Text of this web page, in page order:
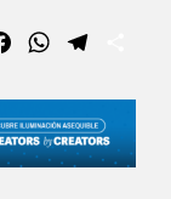
FacebookWhatsApp